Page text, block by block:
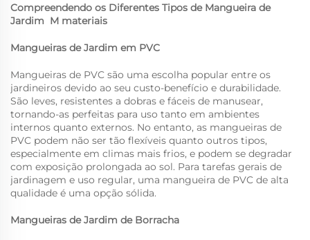
Compreendendo os Diferentes Tipos de Mangueira de
Jardim M materiais
Mangueiras de Jardim em PVC
Mangueiras de PVC são uma escolha popular entre os
jardineiros devido ao seu custo-benefício e durabilidade.
São leves, resistentes a dobras e fáceis de manusear,
tornando-as perfeitas para uso tanto em ambientes
internos quanto externos. No entanto, as mangueiras de
PVC podem não ser tão flexíveis quanto outros tipos,
especialmente em climas mais frios, e podem se degradar
com exposição prolongada ao sol. Para tarefas gerais de
jardinagem e uso regular, uma mangueira de PVC de alta
qualidade é uma opção sólida.
Mangueiras de Jardim de Borracha